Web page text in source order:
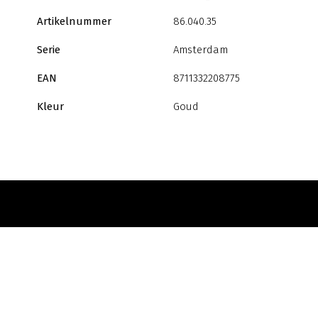
Artikelnummer 86.040.35
Serie Amsterdam
EAN 8711332208775
Kleur Goud